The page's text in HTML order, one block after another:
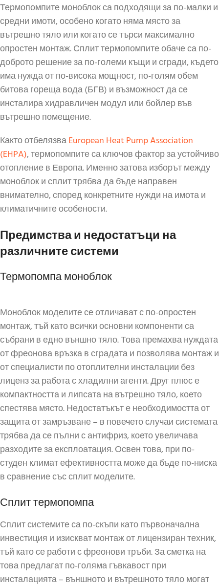
Термопомпите моноблок са подходящи за по-малки и
средни имоти, особено когато няма място за
вътрешно тяло или когато се търси максимално
опростен монтаж. Сплит термопомпите обаче са по-
доброто решение за по-големи къщи и сгради, където
има нужда от по-висока мощност, по-голям обем
битова гореща вода (БГВ) и възможност да се
инсталира хидравличен модул или бойлер във
вътрешно помещение.
Както отбелязваEuropean Heat Pump Association
(EHPA), термопомпите са ключов фактор за устойчиво
отопление в Европа. Именно затова изборът между
моноблок и сплит трябва да бъде направен
внимателно, според конкретните нужди на имота и
климатичните особености.
Предимства и недостатъци на
различните системи
Термопомпа моноблок
Моноблок моделите се отличават с по-опростен
монтаж, тъй като всички основни компоненти са
събрани в едно външно тяло. Това премахва нуждата
от фреонова връзка в сградата и позволява монтаж и
от специалисти по отоплителни инсталации без
лиценз за работа с хладилни агенти. Друг плюс е
компактността и липсата на вътрешно тяло, което
спестява място. Недостатъкът е необходимостта от
защита от замръзване – в повечето случаи системата
трябва да се пълни с антифриз, което увеличава
разходите за експлоатация. Освен това, при по-
студен климат ефективността може да бъде по-ниска
в сравнение със сплит моделите.
Сплит термопомпа
Сплит системите са по-скъпи като първоначална
инвестиция и изискват монтаж от лицензиран техник,
тъй като се работи с фреонови тръби. За сметка на
това предлагат по-голяма гъвкавост при
инсталацията – външното и вътрешното тяло могат